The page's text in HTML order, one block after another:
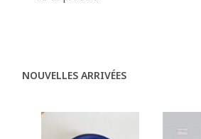
NOUVELLES ARRIVÉES